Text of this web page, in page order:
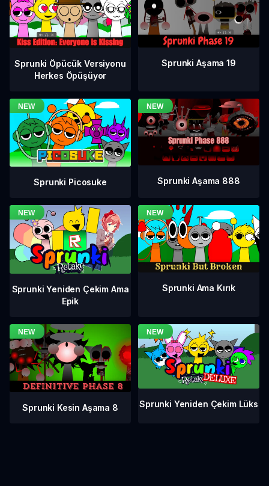
Sprunki Öpücük Versiyonu
Herkes Öpüşüyor
Sprunki Aşama 19
Sprunki Picosuke Sprunki Aşama 888
Sprunki Yeniden Çekim Ama
Epik
Sprunki Ama Kırık
Sprunki Kesin Aşama 8 Sprunki Yeniden Çekim Lüks